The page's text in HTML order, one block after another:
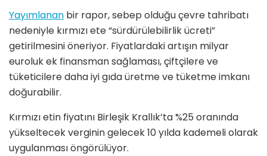
Yayımlanan bir rapor, sebep olduğu çevre tahribatı
nedeniyle kırmızı ete “sürdürülebilirlik ücreti”
getirilmesini öneriyor. Fiyatlardaki artışın milyar
euroluk ek finansman sağlaması, çiftçilere ve
tüketicilere daha iyi gıda üretme ve tüketme imkanı
doğurabilir.
Kırmızı etin fiyatını Birleşik Krallık’ta %25 oranında
yükseltecek verginin gelecek 10 yılda kademeli olarak
uygulanması öngörülüyor.